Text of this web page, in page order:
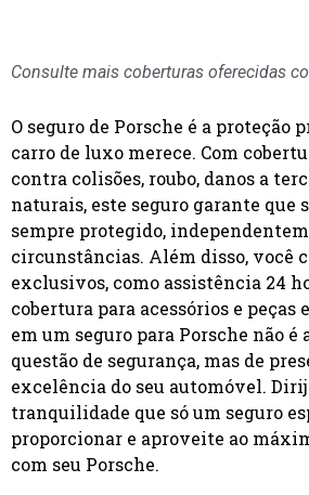
Consulte mais coberturas oferecidas
O seguro de Porsche é a proteção
carro de luxo merece. Com
contra colisões, roubo, danos a
naturais, este seguro garante que
sempre protegido,
circunstâncias. Além disso, você
exclusivos, como assistência 24
cobertura para acessórios e
em um seguro para Porsche não é
questão de segurança, mas de
excelência do seu automóvel.
tranquilidade que só um seguro
proporcionar e aproveite ao
com seu Porsche.